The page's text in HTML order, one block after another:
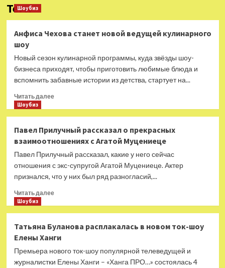
Теги
Шоубиз
Анфиса Чехова станет новой ведущей кулинарного
шоу
Новый сезон кулинарной программы, куда звёзды шоу-
бизнеса приходят, чтобы приготовить любимые блюда и
вспомнить забавные истории из детства, стартует на...
Читать далееПрочитать
Чехова
станет
новой
кулинарного
шоу
Шоубиз
Павел Прилучный рассказал о прекрасных
взаимоотношениях с Агатой Муцениеце
Павел Прилучный рассказал, какие у него сейчас
отношения с экс-супругой Агатой Муцениеце. Актер
признался, что у них был ряд разногласий,...
Читать далееПрочитать
Прилучный
рассказал
о
прекрасных
Шоубиз
Татьяна Буланова расплакалась в новом ток-шоу
Елены Ханги
Премьера нового ток-шоу популярной телеведущей и
журналистки Елены Ханги – «Ханга ПРО…» состоялась 4